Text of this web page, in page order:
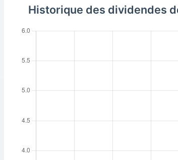
Historique des dividendes